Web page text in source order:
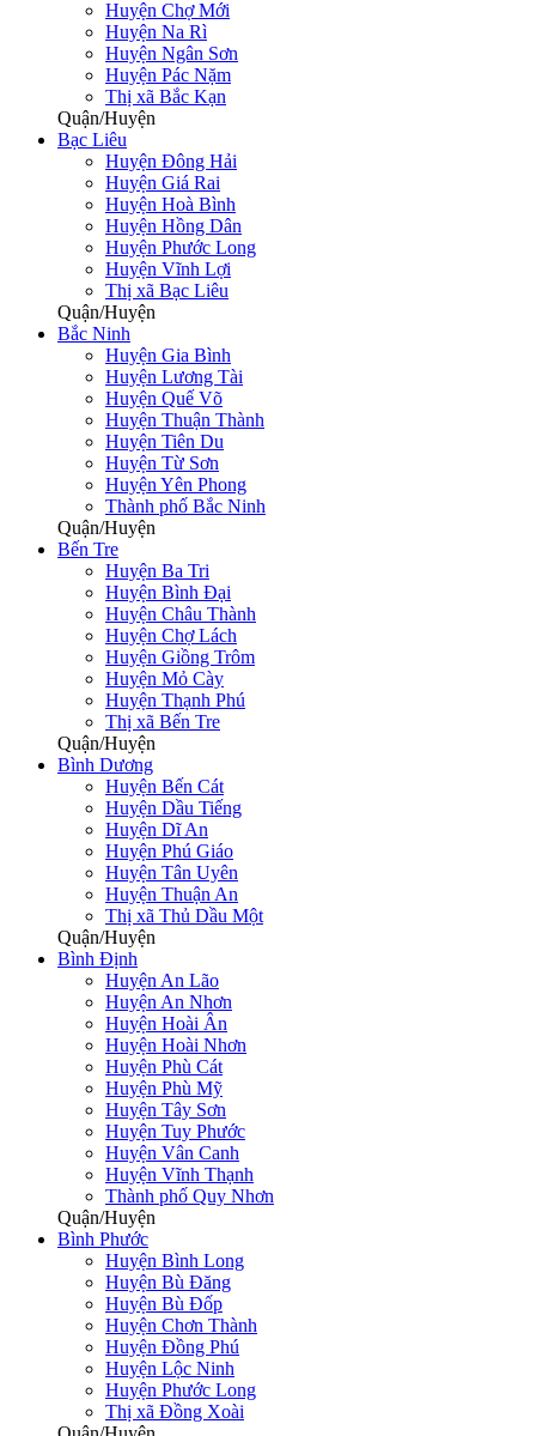
Huyện Chợ Mới
Huyện Na Rì
Huyện Ngân Sơn
Huyện Pác Nặm
Thị xã Bắc Kạn
Quận/Huyện
Bạc Liêu
Huyện Đông Hải
Huyện Giá Rai
Huyện Hoà Bình
Huyện Hồng Dân
Huyện Phước Long
Huyện Vĩnh Lợi
Thị xã Bạc Liêu
Quận/Huyện
Bắc Ninh
Huyện Gia Bình
Huyện Lương Tài
Huyện Quế Võ
Huyện Thuận Thành
Huyện Tiên Du
Huyện Từ Sơn
Huyện Yên Phong
Thành phố Bắc Ninh
Quận/Huyện
Bến Tre
Huyện Ba Tri
Huyện Bình Đại
Huyện Châu Thành
Huyện Chợ Lách
Huyện Giồng Trôm
Huyện Mỏ Cày
Huyện Thạnh Phú
Thị xã Bến Tre
Quận/Huyện
Bình Dương
Huyện Bến Cát
Huyện Dầu Tiếng
Huyện Dĩ An
Huyện Phú Giáo
Huyện Tân Uyên
Huyện Thuận An
Thị xã Thủ Dầu Một
Quận/Huyện
Bình Định
Huyện An Lão
Huyện An Nhơn
Huyện Hoài Ân
Huyện Hoài Nhơn
Huyện Phù Cát
Huyện Phù Mỹ
Huyện Tây Sơn
Huyện Tuy Phước
Huyện Vân Canh
Huyện Vĩnh Thạnh
Thành phố Quy Nhơn
Quận/Huyện
Bình Phước
Huyện Bình Long
Huyện Bù Đăng
Huyện Bù Đốp
Huyện Chơn Thành
Huyện Đồng Phú
Huyện Lộc Ninh
Huyện Phước Long
Thị xã Đồng Xoài